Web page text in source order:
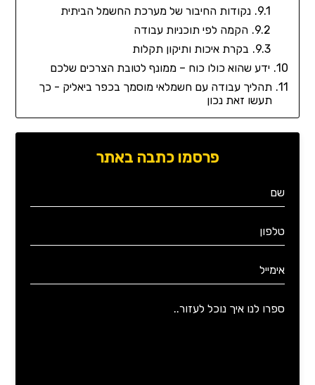
נקודות החיבור של מערכת החשמל הביתית
הקמה לפי תוכניות עבודה
בקרת איכות ותיקון תקלות
ידע שהוא כולו כוח – ממונף לטובת הצרכים שלכם
תהליך עבודה עם חשמלאי מוסמך בכפר ביאליק - כך
תעשו זאת נכון
פרסמו כתבה באתר